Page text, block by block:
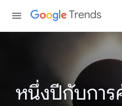
Trends
หนึ่งปีกับการ